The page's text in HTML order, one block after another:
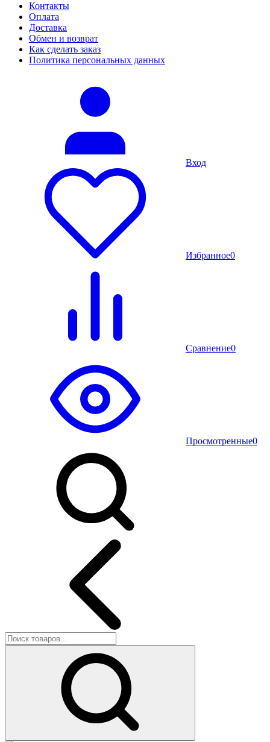
Контакты
Оплата
Доставка
Обмен и возврат
Как сделать заказ
Политика персональных данных
Вход
Избранное0
Сравнение0
Просмотренные0